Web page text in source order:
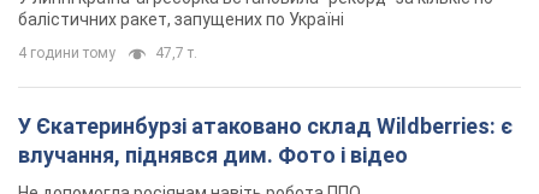
балістичних ракет, запущених по Україні
4 години тому 47,7 т.
У Єкатеринбурзі атаковано склад Wildberries: є
влучання, піднявся дим. Фото і відео